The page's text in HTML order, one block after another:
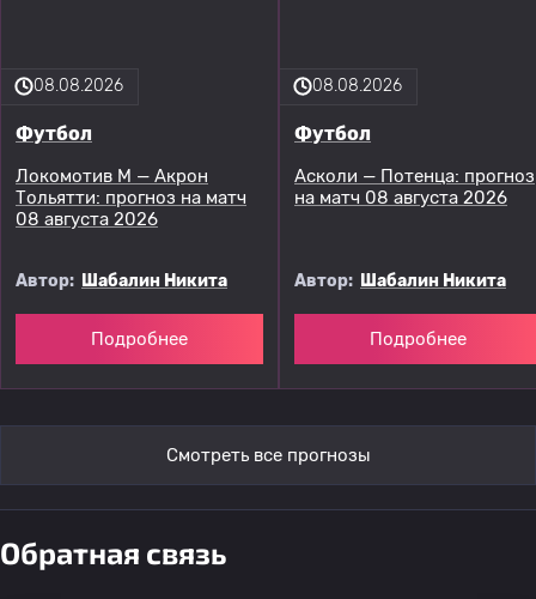
08.08.2026
Футбол
Локомотив М — Акрон
Тольятти: прогноз на матч
08 августа 2026
Автор: Шабалин Никита
Подробнее
08.08.2026
Футбол
Асколи — Потенца: прогноз
на матч 08 августа 2026
Автор: Шабалин Никита
Подробнее
Смотреть все прогнозы
Обратная связь